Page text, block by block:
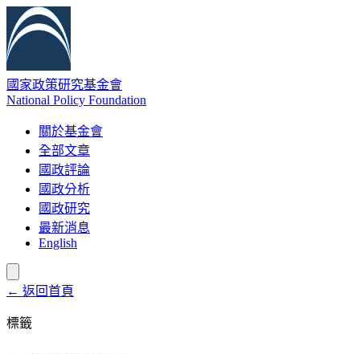
國家政策研究基金會
National Policy Foundation
關於基金會
全部文章
國政評論
國政分析
國政研究
最新消息
English
← 返回首頁
標籤